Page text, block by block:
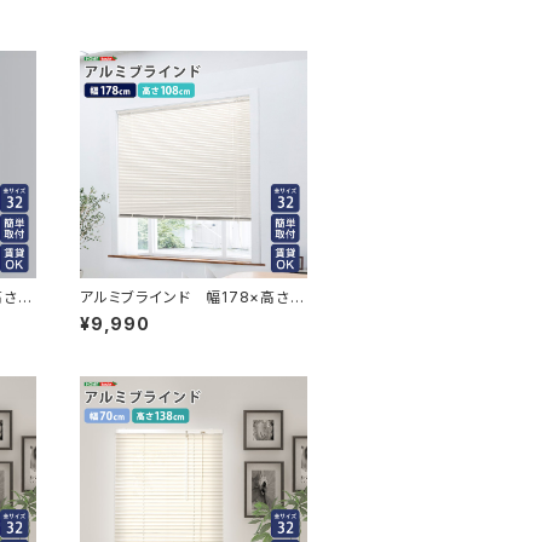
13
アルミブラインド 幅178×高さ1
08cm SH-29-TAB178-108
¥9,990